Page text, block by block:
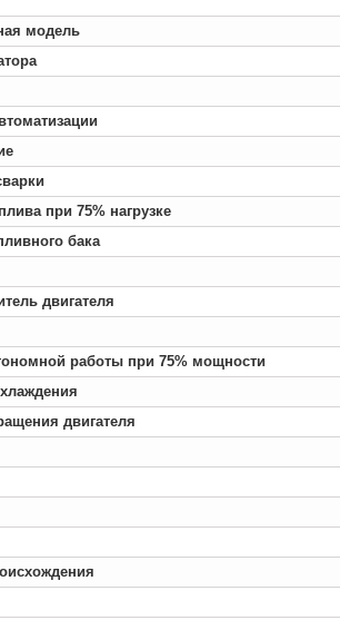
модель
при 75% нагрузке
бака
двигателя
работы при 75% мощности
двигателя